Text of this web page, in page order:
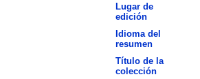
Lugar de
edición
Idioma del
resumen
Título de la
colección